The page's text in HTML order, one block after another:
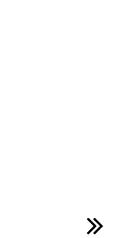
echt heel mooi <3